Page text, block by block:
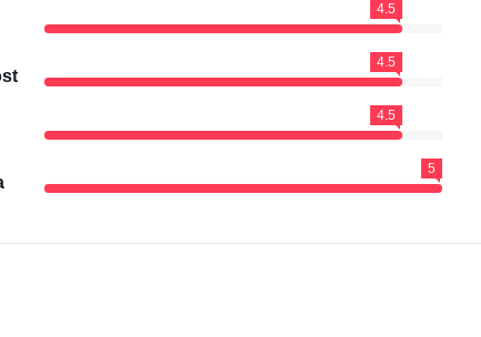
4.5
4.5
4.5
5